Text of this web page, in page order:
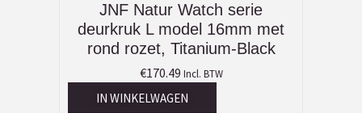
JNF Natur Watch serie
deurkruk L model 16mm met
rond rozet, Titanium-Black
€170.49 Incl. BTW
IN WINKELWAGEN